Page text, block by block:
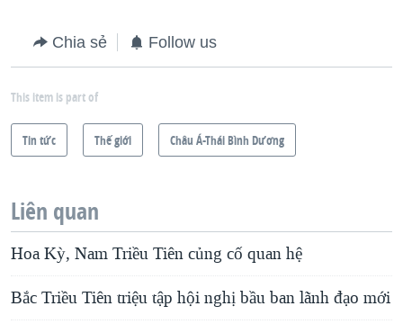
Chia sẻ Follow us
This item is part of
Tin tức Thế giới Châu Á-Thái Bình Dương
Liên quan
Hoa Kỳ, Nam Triều Tiên củng cố quan hệ
Bắc Triều Tiên triệu tập hội nghị bầu ban lãnh đạo mới